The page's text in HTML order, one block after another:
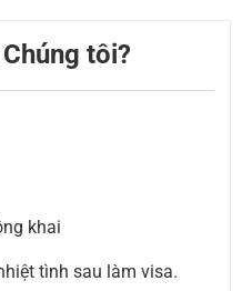
tôi?
khai
tình sau làm visa.